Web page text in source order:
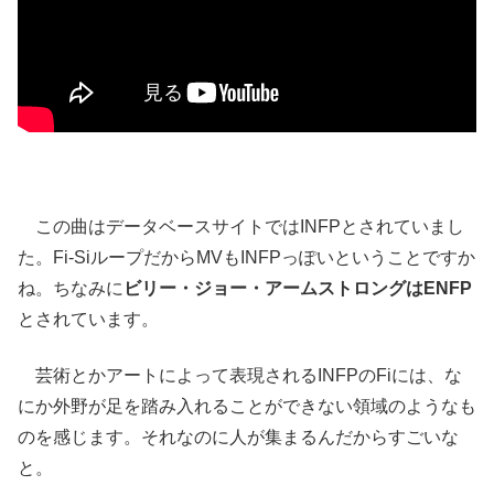
この曲はデータベースサイトではINFPとされていまし
た。Fi-SiループだからMVもINFPっぽいということですか
ね。ちなみに ビリー・ジョー・アームストロングはENFP
とされています。
芸術とかアートによって表現されるINFPのFiには、な
にか外野が足を踏み入れることができない領域のようなも
のを感じます。それなのに人が集まるんだからすごいな
と。